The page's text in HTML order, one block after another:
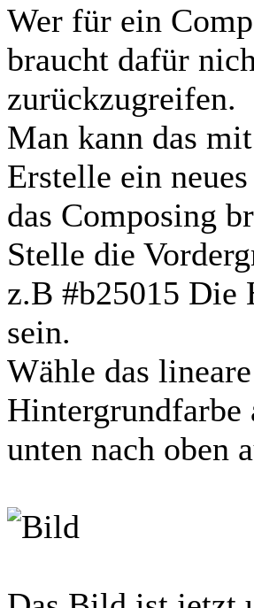
Wer für ein
braucht dafür
zurückzugreifen.
Man kann das
Erstelle ein
das Composing
Stelle die
z.B #b25015 Die
sein.
Wähle das
Hintergrundfarbe
unten nach oben